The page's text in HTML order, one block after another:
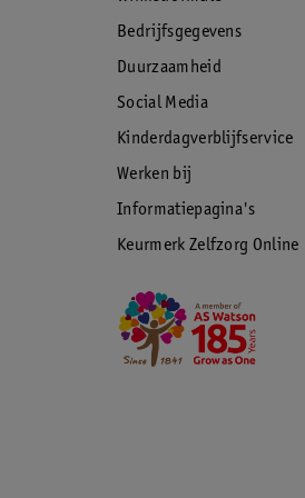
Bedrijfsgegevens
Duurzaamheid
Social Media
Kinderdagverblijfservice
Werken bij
Informatiepagina's
Keurmerk Zelfzorg Online